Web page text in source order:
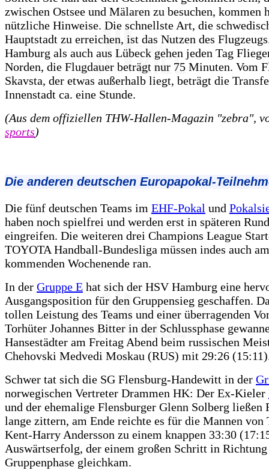
zwischen Ostsee und Mälaren zu besuchen, kommen
nützliche Hinweise. Die schnellste Art, die
Hauptstadt zu erreichen, ist das Nutzen des
Hamburg als auch aus Lübeck gehen jeden Tag
Norden, die Flugdauer beträgt nur 75 Minuten. Vom
Skavsta, der etwas außerhalb liegt, beträgt die
Innenstadt ca. eine Stunde.
(Aus dem offiziellen THW-Hallen-Magazin "zebra",
sports)
Die anderen deutschen Europapokal-
Die fünf deutschen Teams im EHF-Pokal und
haben noch spielfrei und werden erst in späteren
eingreifen. Die weiteren drei Champions League
TOYOTA Handball-Bundesliga müssen indes auch am
kommenden Wochenende ran.
In der Gruppe E hat sich der HSV Hamburg eine
Ausgangsposition für den Gruppensieg geschaffen.
tollen Leistung des Teams und einer überragenden
Torhüter Johannes Bitter in der Schlussphase
Hansestädter am Freitag Abend beim russischen
Chehovski Medvedi Moskau (RUS) mit 29:26
Schwer tat sich die SG Flensburg-Handewitt in der
norwegischen Vertreter Drammen HK: Der Ex-Kieler
und der ehemalige Flensburger Glenn Solberg ließen
lange zittern, am Ende reichte es für die Mannen von
Kent-Harry Andersson zu einem knappen 33:30
Auswärtserfolg, der einem großen Schritt in
Gruppenphase gleichkam.